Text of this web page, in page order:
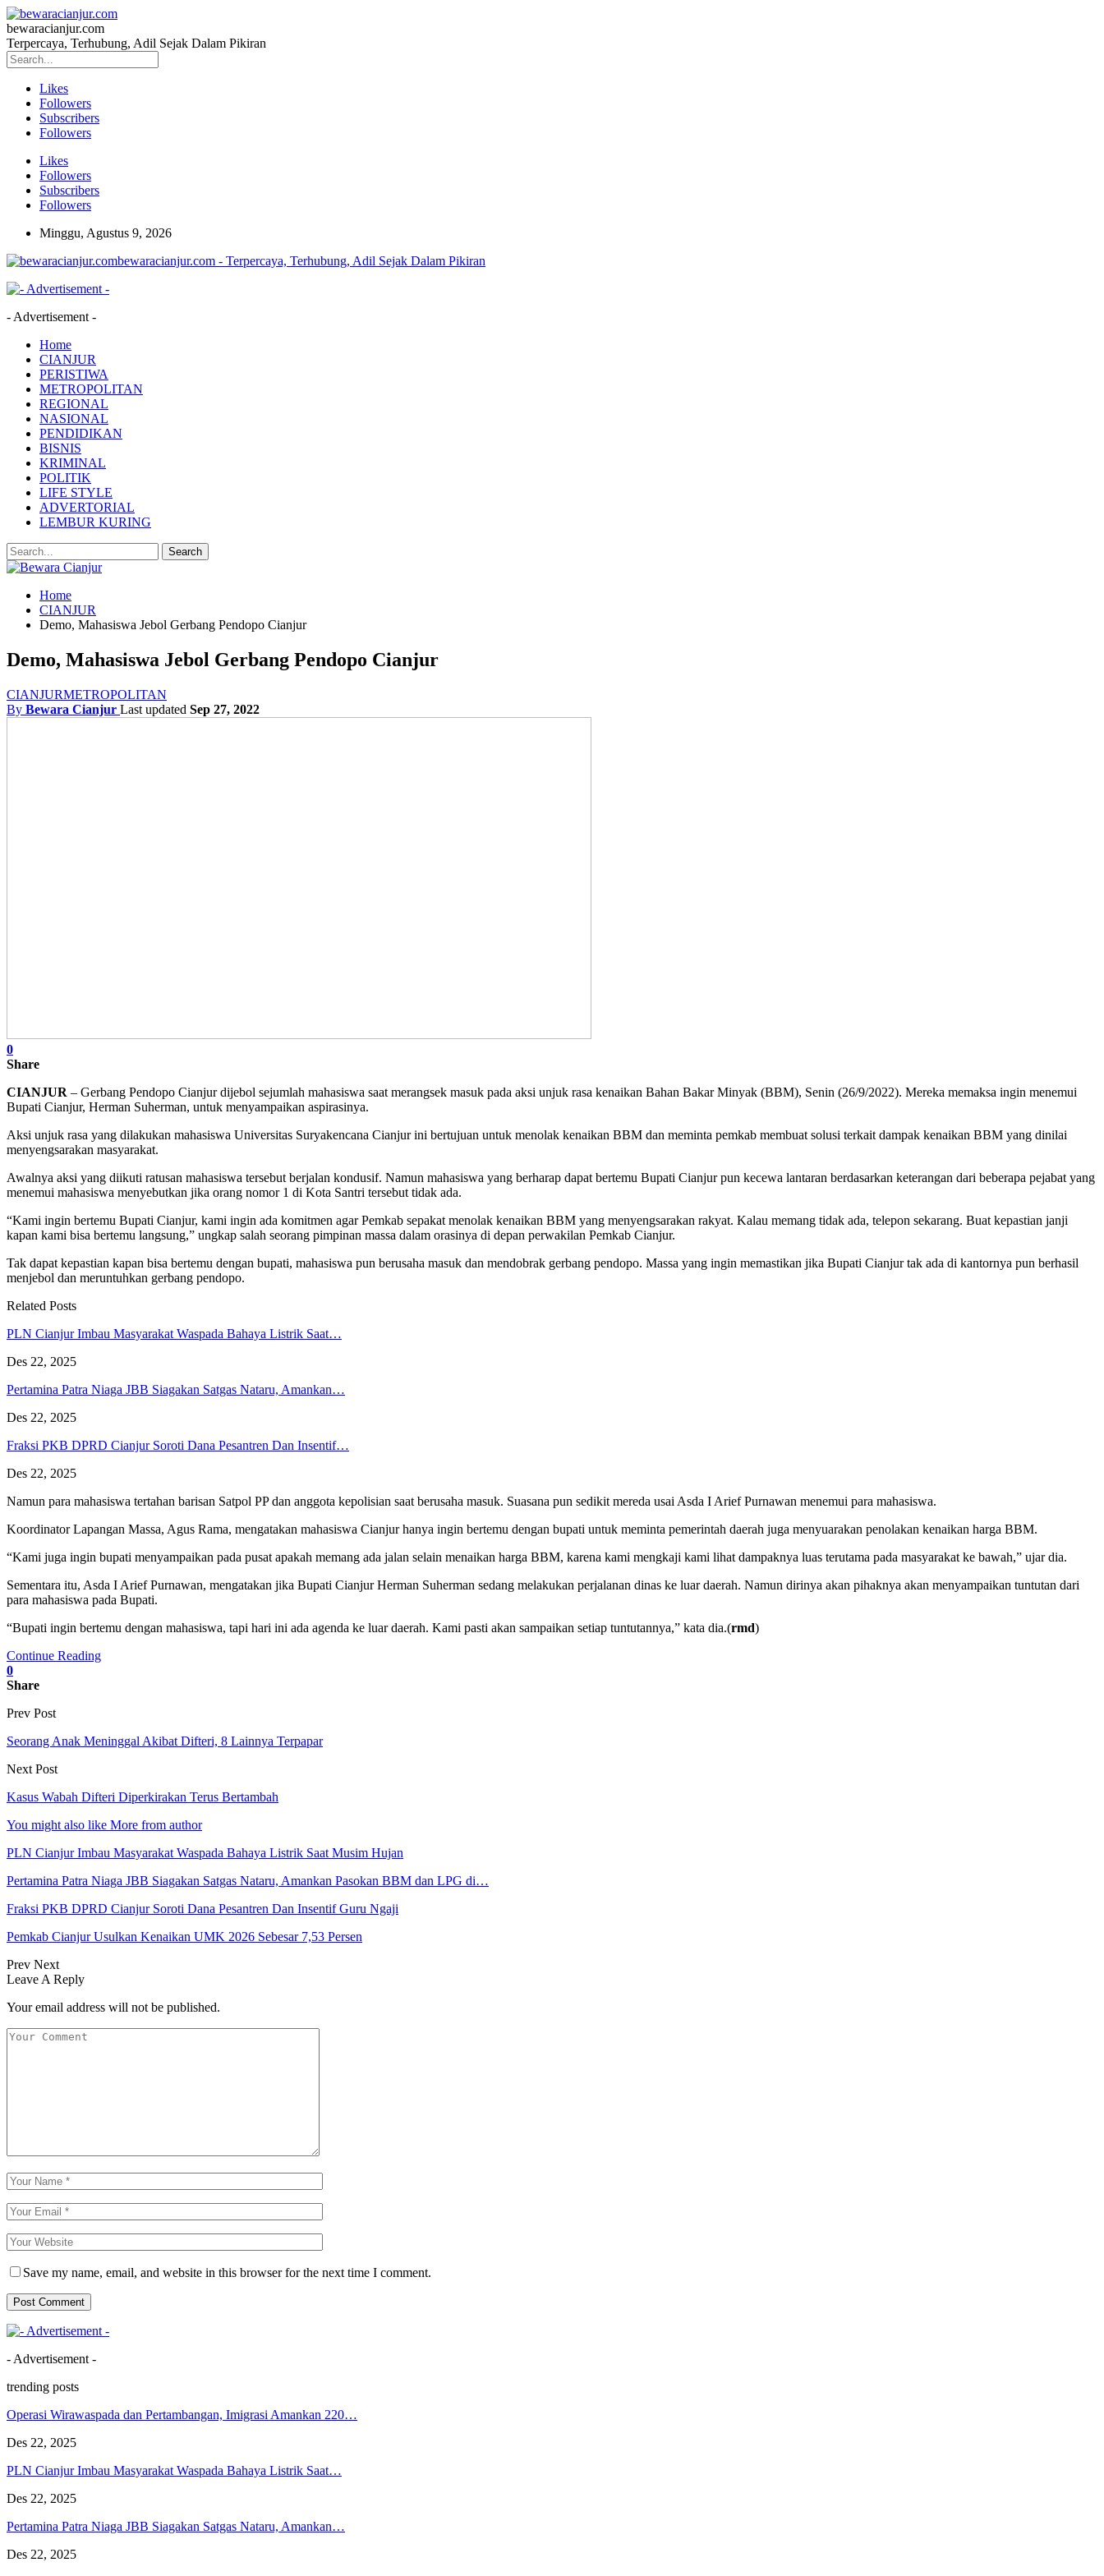
bewaracianjur.com
Terpercaya, Terhubung, Adil Sejak Dalam Pikiran
Likes
Followers
Subscribers
Followers
Likes
Followers
Subscribers
Followers
Minggu, Agustus 9, 2026
bewaracianjur.com - Terpercaya, Terhubung, Adil Sejak Dalam Pikiran
- Advertisement -
Home
CIANJUR
PERISTIWA
METROPOLITAN
REGIONAL
NASIONAL
PENDIDIKAN
BISNIS
KRIMINAL
POLITIK
LIFE STYLE
ADVERTORIAL
LEMBUR KURING
Home
CIANJUR
Demo, Mahasiswa Jebol Gerbang Pendopo Cianjur
Demo, Mahasiswa Jebol Gerbang Pendopo Cianjur
CIANJURMETROPOLITAN
By Bewara Cianjur Last updated Sep 27, 2022
0
Share
CIANJUR – Gerbang Pendopo Cianjur dijebol sejumlah mahasiswa saat merangsek masuk pada aksi unjuk rasa kenaikan Bahan Bakar Minyak (BBM), Senin (26/9/2022). Mereka memaksa ingin menemui
Bupati Cianjur, Herman Suherman, untuk menyampaikan aspirasinya.
Aksi unjuk rasa yang dilakukan mahasiswa Universitas Suryakencana Cianjur ini bertujuan untuk menolak kenaikan BBM dan meminta pemkab membuat solusi terkait dampak kenaikan BBM yang dinilai
menyengsarakan masyarakat.
Awalnya aksi yang diikuti ratusan mahasiswa tersebut berjalan kondusif. Namun mahasiswa yang berharap dapat bertemu Bupati Cianjur pun kecewa lantaran berdasarkan keterangan dari beberapa pejabat yang
menemui mahasiswa menyebutkan jika orang nomor 1 di Kota Santri tersebut tidak ada.
“Kami ingin bertemu Bupati Cianjur, kami ingin ada komitmen agar Pemkab sepakat menolak kenaikan BBM yang menyengsarakan rakyat. Kalau memang tidak ada, telepon sekarang. Buat kepastian janji
kapan kami bisa bertemu langsung,” ungkap salah seorang pimpinan massa dalam orasinya di depan perwakilan Pemkab Cianjur.
Tak dapat kepastian kapan bisa bertemu dengan bupati, mahasiswa pun berusaha masuk dan mendobrak gerbang pendopo. Massa yang ingin memastikan jika Bupati Cianjur tak ada di kantornya pun berhasil
menjebol dan meruntuhkan gerbang pendopo.
Related Posts
PLN Cianjur Imbau Masyarakat Waspada Bahaya Listrik Saat…
Des 22, 2025
Pertamina Patra Niaga JBB Siagakan Satgas Nataru, Amankan…
Des 22, 2025
Fraksi PKB DPRD Cianjur Soroti Dana Pesantren Dan Insentif…
Des 22, 2025
Namun para mahasiswa tertahan barisan Satpol PP dan anggota kepolisian saat berusaha masuk. Suasana pun sedikit mereda usai Asda I Arief Purnawan menemui para mahasiswa.
Koordinator Lapangan Massa, Agus Rama, mengatakan mahasiswa Cianjur hanya ingin bertemu dengan bupati untuk meminta pemerintah daerah juga menyuarakan penolakan kenaikan harga BBM.
“Kami juga ingin bupati menyampaikan pada pusat apakah memang ada jalan selain menaikan harga BBM, karena kami mengkaji kami lihat dampaknya luas terutama pada masyarakat ke bawah,” ujar dia.
Sementara itu, Asda I Arief Purnawan, mengatakan jika Bupati Cianjur Herman Suherman sedang melakukan perjalanan dinas ke luar daerah. Namun dirinya akan pihaknya akan menyampaikan tuntutan dari
para mahasiswa pada Bupati.
“Bupati ingin bertemu dengan mahasiswa, tapi hari ini ada agenda ke luar daerah. Kami pasti akan sampaikan setiap tuntutannya,” kata dia.(rmd)
Continue Reading
0
Share
Prev Post
Seorang Anak Meninggal Akibat Difteri, 8 Lainnya Terpapar
Next Post
Kasus Wabah Difteri Diperkirakan Terus Bertambah
You might also like More from author
PLN Cianjur Imbau Masyarakat Waspada Bahaya Listrik Saat Musim Hujan
Pertamina Patra Niaga JBB Siagakan Satgas Nataru, Amankan Pasokan BBM dan LPG di…
Fraksi PKB DPRD Cianjur Soroti Dana Pesantren Dan Insentif Guru Ngaji
Pemkab Cianjur Usulkan Kenaikan UMK 2026 Sebesar 7,53 Persen
Prev Next
Leave A Reply
Your email address will not be published.
Save my name, email, and website in this browser for the next time I comment.
- Advertisement -
trending posts
Operasi Wirawaspada dan Pertambangan, Imigrasi Amankan 220…
Des 22, 2025
PLN Cianjur Imbau Masyarakat Waspada Bahaya Listrik Saat…
Des 22, 2025
Pertamina Patra Niaga JBB Siagakan Satgas Nataru, Amankan…
Des 22, 2025